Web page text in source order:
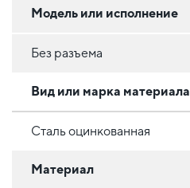
Модель или исполнение
Без разъема
Вид или марка материала
Сталь оцинкованная
Материал